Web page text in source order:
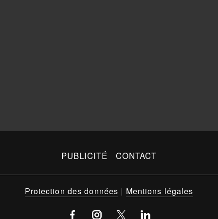
PUBLICITÉ CONTACT
Protection des données | Mentions légales